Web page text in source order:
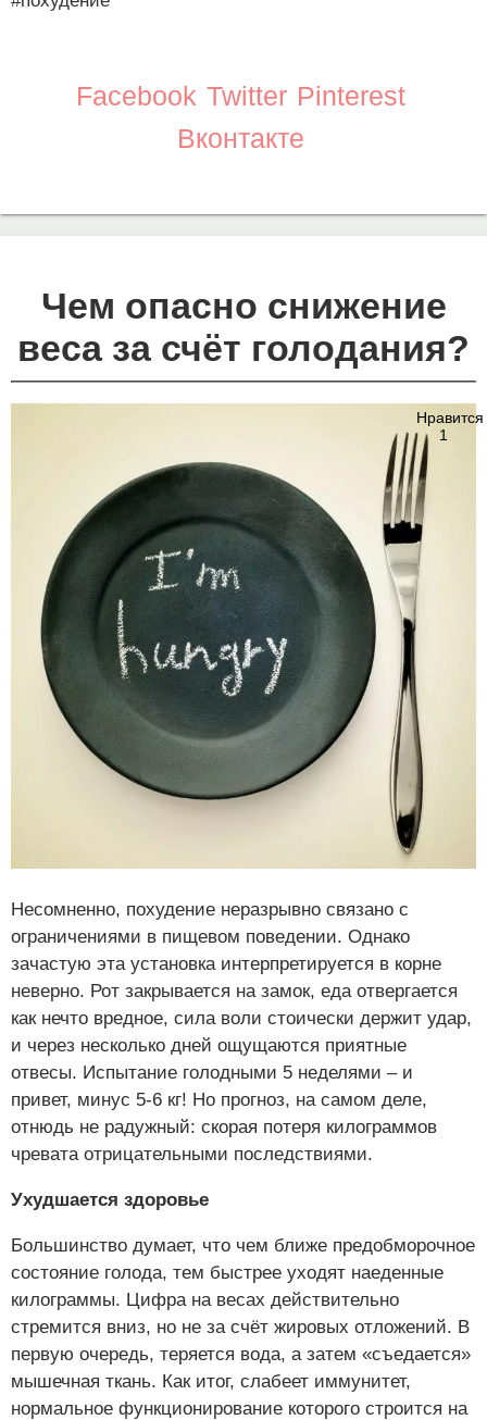
Facebook Twitter Pinterest
Вконтакте
Чем опасно снижение
веса за счёт голодания?
Нравится
1
Несомненно, похудение неразрывно связано с
ограничениями в пищевом поведении. Однако
зачастую эта установка интерпретируется в корне
неверно. Рот закрывается на замок, еда отвергается
как нечто вредное, сила воли стоически держит удар,
и через несколько дней ощущаются приятные
отвесы. Испытание голодными 5 неделями – и
привет, минус 5-6 кг! Но прогноз, на самом деле,
отнюдь не радужный: скорая потеря килограммов
чревата отрицательными последствиями.
Ухудшается здоровье
Большинство думает, что чем ближе предобморочное
состояние голода, тем быстрее уходят наеденные
килограммы. Цифра на весах действительно
стремится вниз, но не за счёт жировых отложений. В
первую очередь, теряется вода, а затем «съедается»
мышечная ткань. Как итог, слабеет иммунитет,
нормальное функционирование которого строится на